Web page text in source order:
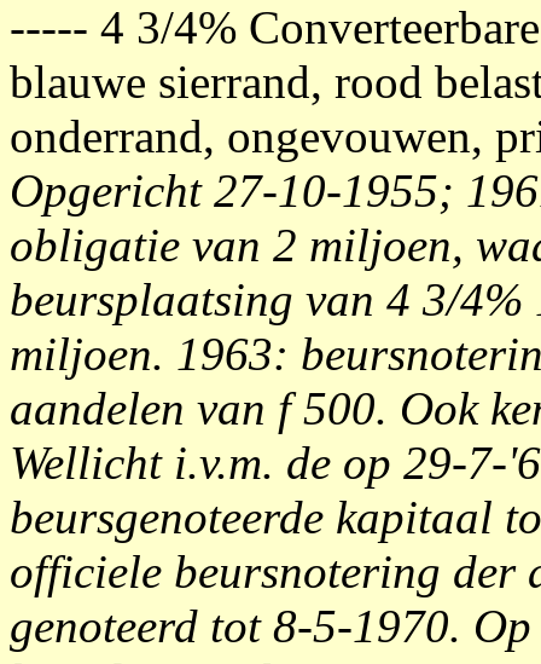
----- 4 3/4%
blauwe sierrand, rood
onderrand, ongevouwen,
Opgericht 27-10-1955;
obligatie van 2 miljoen,
beursplaatsing van 4 3/
miljoen. 1963:
aandelen van f 500. Ook
Wellicht i.v.m. de op 29-7-
beursgenoteerde kapitaal
officiele beursnotering der
genoteerd tot 8-5-1970.